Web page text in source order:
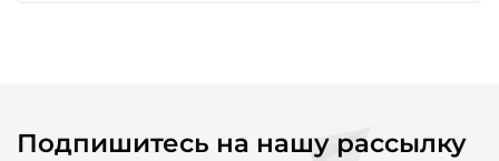
Подпишитесь на нашу рассылку